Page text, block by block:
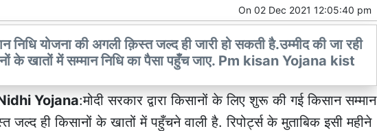
On 02 Dec 2021 12:05:40 pm
निधि योजना की अगली क़िस्त जल्द ही जारी हो सकती है.उम्मीद की जा रही
के खातों में सम्मान निधि का पैसा पहुँच जाए. Pm kisan Yojana kist
Yojana:मोदी सरकार द्वारा किसानों के लिए शुरू की गई किसान सम्मान
जल्द ही किसानों के खातों में पहुँचने वाली है. रिपोर्ट्स के मुताबिक इसी महीने